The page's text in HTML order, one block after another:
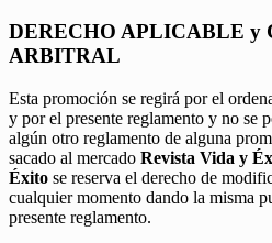
DERECHO APLICABLE y
ARBITRAL
Esta promoción se regirá por el
y por el presente reglamento y no se
algún otro reglamento de alguna
sacado al mercado Revista Vida y
Éxito se reserva el derecho de
cualquier momento dando la misma
presente reglamento.